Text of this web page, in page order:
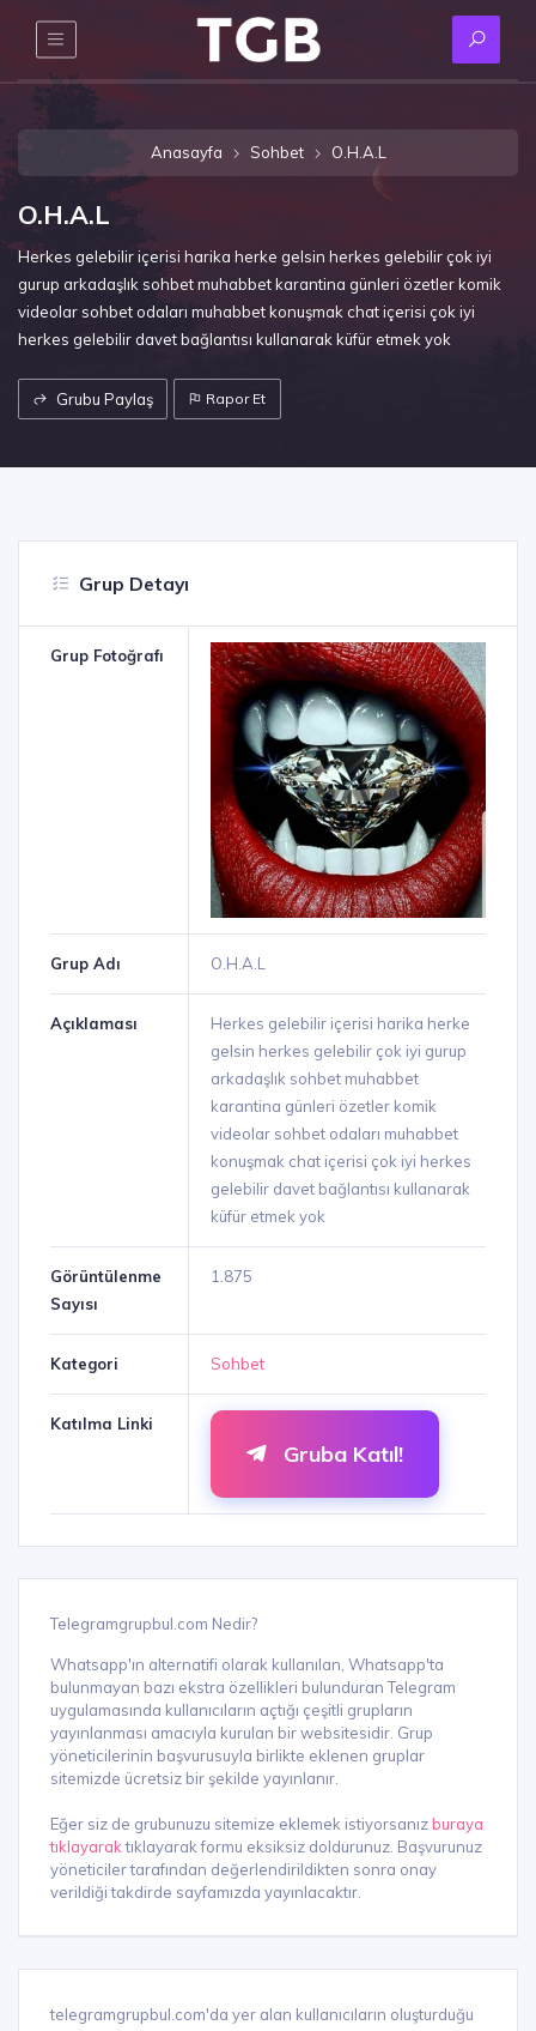
Anasayfa Sohbet O.H.A.L
O.H.A.L
Herkes gelebilir içerisi harika herke gelsin herkes gelebilir çok iyi
gurup arkadaşlık sohbet muhabbet karantina günleri özetler komik
videolar sohbet odaları muhabbet konuşmak chat içerisi çok iyi
herkes gelebilir davet bağlantısı kullanarak küfür etmek yok
Grubu Paylaş Rapor Et
Grup Detayı
Grup Fotoğrafı
Grup Adı O.H.A.L
Açıklaması
Herkes gelebilir içerisi harika herke
gelsin herkes gelebilir çok iyi gurup
arkadaşlık sohbet muhabbet
karantina günleri özetler komik
videolar sohbet odaları muhabbet
konuşmak chat içerisi çok iyi herkes
gelebilir davet bağlantısı kullanarak
küfür etmek yok
Görüntülenme
Sayısı
1.875
Kategori Sohbet
Katılma Linki
Gruba Katıl!
Telegramgrupbul.com Nedir?
Whatsapp'ın alternatifi olarak kullanılan, Whatsapp'ta
bulunmayan bazı ekstra özellikleri bulunduran Telegram
uygulamasında kullanıcıların açtığı çeşitli grupların
yayınlanması amacıyla kurulan bir websitesidir. Grup
yöneticilerinin başvurusuyla birlikte eklenen gruplar
sitemizde ücretsiz bir şekilde yayınlanır.
Eğer siz de grubunuzu sitemize eklemek istiyorsanız buraya
tıklayaraktıklayarak formu eksiksiz doldurunuz. Başvurunuz
yöneticiler tarafından değerlendirildikten sonra onay
verildiği takdirde sayfamızda yayınlacaktır.
telegramgrupbul.com'da yer alan kullanıcıların oluşturduğu